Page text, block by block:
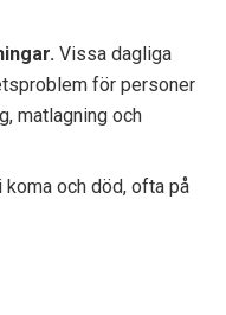
Vissa dagliga
för personer
matlagning och
och död, ofta på